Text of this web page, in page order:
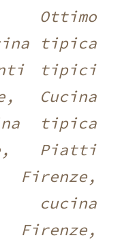
Ottimo
tipica
tipici
Cucina
tipica
Piatti